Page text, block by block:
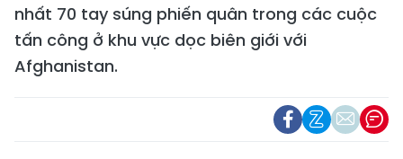
nhất 70 tay súng phiến quân trong các cuộc
tấn công ở khu vực dọc biên giới với
Afghanistan.